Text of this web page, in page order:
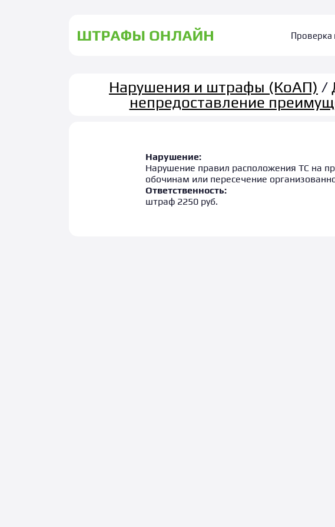
Нарушения и штрафы (КоАП) /
непредоставление
Нарушение:
Нарушение правил расположения ТС на
обочинам или пересечение
Ответственность:
штраф 2250 руб.